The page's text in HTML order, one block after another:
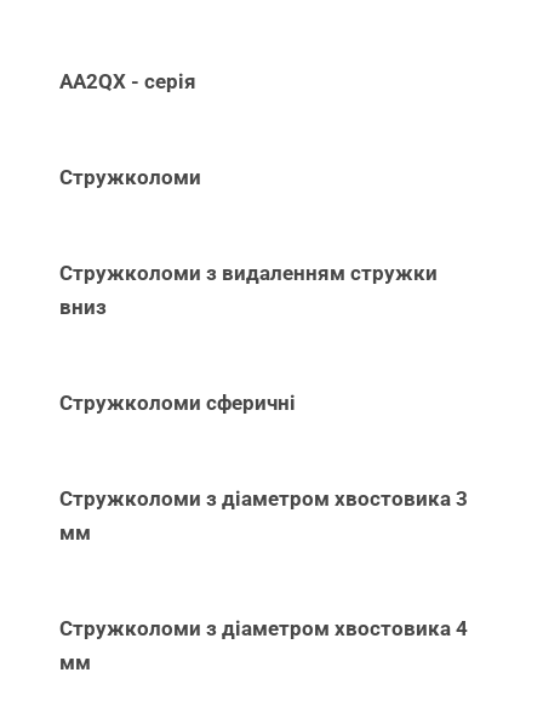
AA2QX - серія
Стружколоми
Стружколоми з видаленням стружки
вниз
Стружколоми сферичні
Стружколоми з діаметром хвостовика 3
мм
Стружколоми з діаметром хвостовика 4
мм